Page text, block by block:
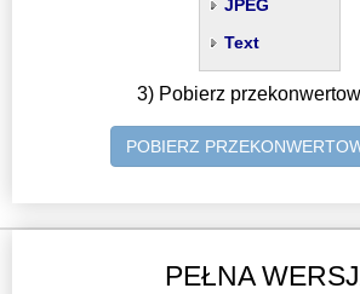
JPEG
Text
3) Pobierz
POBIERZ
PEŁNA